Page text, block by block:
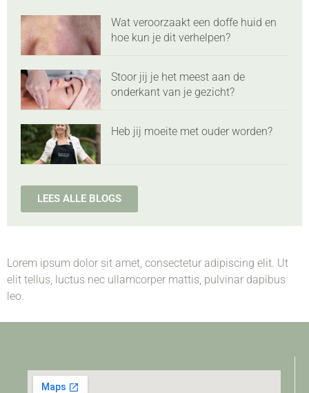
Wat veroorzaakt een doffe huid en
hoe kun je dit verhelpen?
Stoor jij je het meest aan de
onderkant van je gezicht?
Heb jij moeite met ouder worden?
LEES ALLE BLOGS
Lorem ipsum dolor sit amet, consectetur adipiscing elit. Ut
elit tellus, luctus nec ullamcorper mattis, pulvinar dapibus
leo.